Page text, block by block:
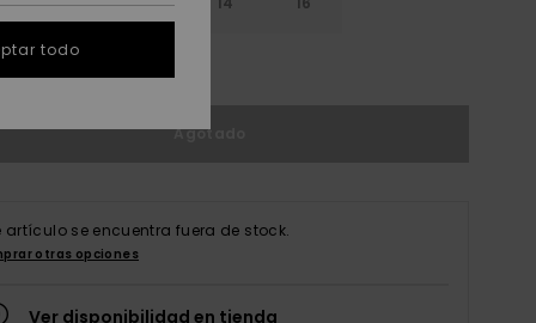
guía de tallas
Agotado
artículo se encuentra fuera de stock.
otras opciones
Ver disponibilidad en tienda
todo